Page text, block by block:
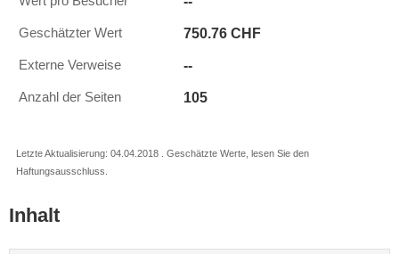
Geschätzter Wert 750.76 CHF
Externe Verweise --
Anzahl der Seiten 105
Letzte Aktualisierung: 04.04.2018 . Geschätzte Werte, lesen Sie den
Haftungsausschluss.
Inhalt